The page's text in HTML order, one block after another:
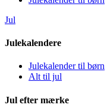
Jul
Julekalendere
Julekalender til børn
Alt til jul
Jul efter mærke